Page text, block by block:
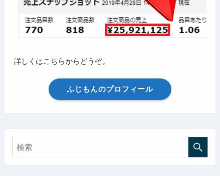
詳しくはこちらからどうぞ。
ふじもんのプロフィール